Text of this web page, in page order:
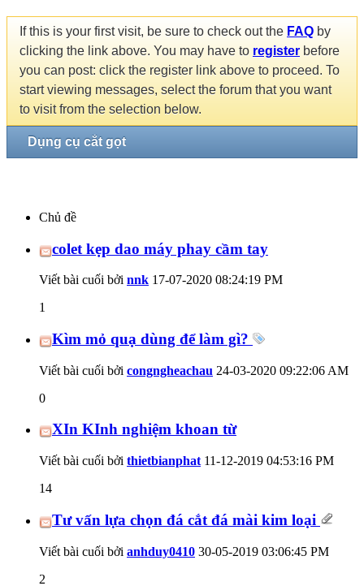
If this is your first visit, be sure to check out the FAQ by
clicking the link above. You may have to register before
you can post: click the register link above to proceed. To
start viewing messages, select the forum that you want
to visit from the selection below.
Dụng cụ cắt gọt
Chủ đề
colet kẹp dao máy phay cầm tay
Viết bài cuối bởi nnk 17-07-2020 08:24:19 PM
1
Kìm mỏ quạ dùng để làm gì?
Viết bài cuối bởi congngheachau 24-03-2020 09:22:06 AM
0
XIn KInh nghiệm khoan từ
Viết bài cuối bởi thietbianphat 11-12-2019 04:53:16 PM
14
Tư vấn lựa chọn đá cắt đá mài kim loại
Viết bài cuối bởi anhduy0410 30-05-2019 03:06:45 PM
2